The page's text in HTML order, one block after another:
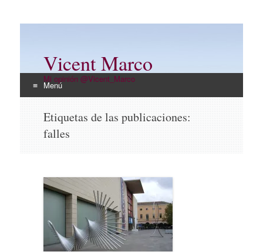
Vicent Marco
Mi opinión @Vicent_Marco
Menú
contenido
Etiquetas de las publicaciones:
falles